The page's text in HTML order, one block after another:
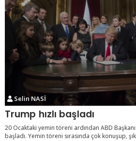
Selin NASİ
Trump hızlı başladı
20 Ocaktaki yemin töreni ardından ABD
başladı. Yemin töreni sırasında çok konuşup,